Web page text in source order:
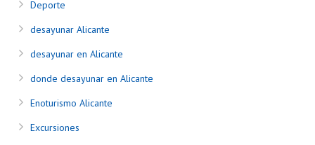
Deporte
desayunar Alicante
desayunar en Alicante
donde desayunar en Alicante
Enoturismo Alicante
Excursiones